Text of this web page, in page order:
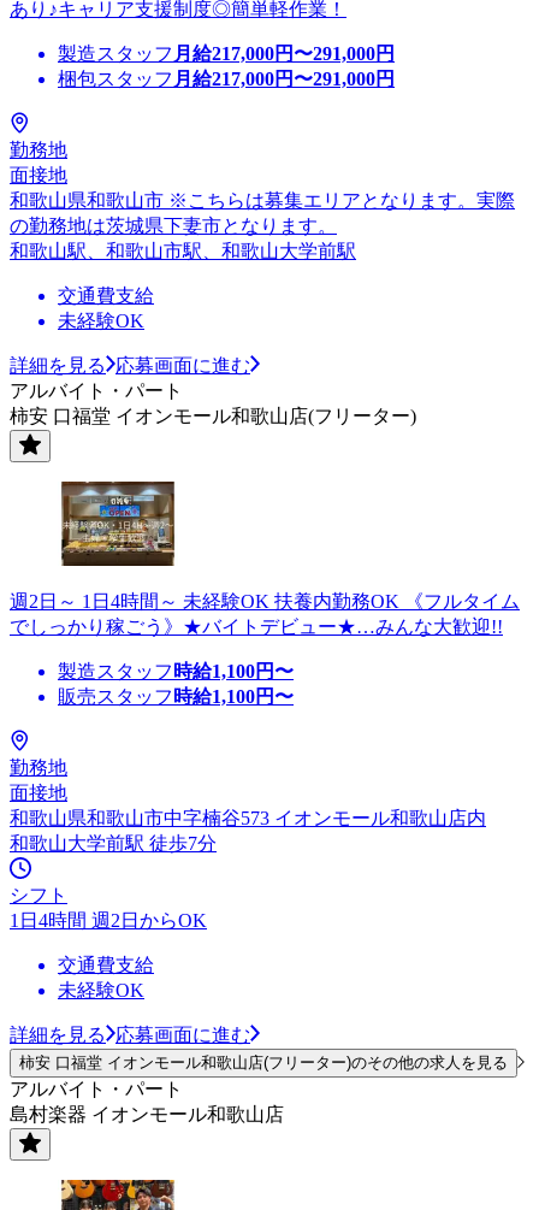
あり♪キャリア支援制度◎簡単軽作業！
製造スタッフ 月給217,000円〜291,000円
梱包スタッフ 月給217,000円〜291,000円
勤務地
面接地
和歌山県和歌山市 ※こちらは募集エリアとなります。実際
の勤務地は茨城県下妻市となります。
和歌山駅、和歌山市駅、和歌山大学前駅
交通費支給
未経験OK
詳細を見る
応募画面に進む
アルバイト・パート
柿安 口福堂 イオンモール和歌山店(フリーター)
週2日～ 1日4時間～ 未経験OK 扶養内勤務OK 《フルタイム
でしっかり稼ごう》★バイトデビュー★…みんな大歓迎!!
製造スタッフ 時給1,100円〜
販売スタッフ 時給1,100円〜
勤務地
面接地
和歌山県和歌山市中字楠谷573 イオンモール和歌山店内
和歌山大学前駅 徒歩7分
シフト
1日4時間 週2日からOK
交通費支給
未経験OK
詳細を見る 応募画面に進む
柿安 口福堂 イオンモール和歌山店(フリーター)のその他の求人を見る
アルバイト・パート
島村楽器 イオンモール和歌山店